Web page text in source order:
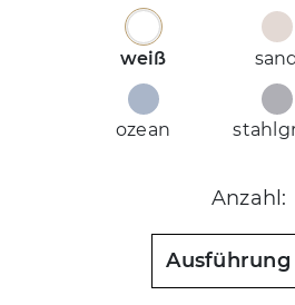
weiß sand
ozean
Anzahl:
Ausführung